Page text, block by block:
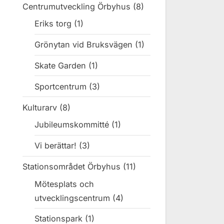
Centrumutveckling Örbyhus (8)
Eriks torg (1)
Grönytan vid Bruksvägen (1)
Skate Garden (1)
Sportcentrum (3)
Kulturarv (8)
Jubileumskommitté (1)
Vi berättar! (3)
Stationsområdet Örbyhus (11)
Mötesplats och
utvecklingscentrum (4)
Stationspark (1)